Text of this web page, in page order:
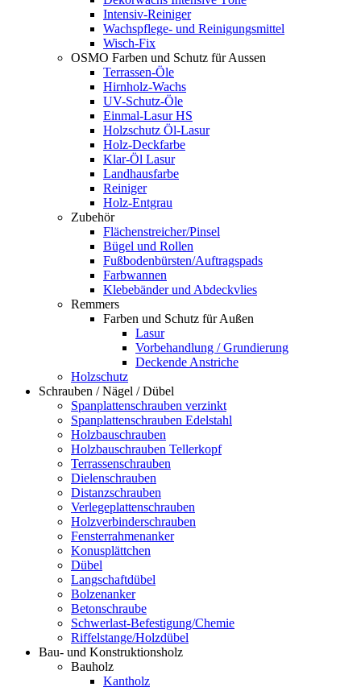
Intensiv-Reiniger
Wachspflege- und Reinigungsmittel
Wisch-Fix
OSMO Farben und Schutz für Aussen
Terrassen-Öle
Hirnholz-Wachs
UV-Schutz-Öle
Einmal-Lasur HS
Holzschutz Öl-Lasur
Holz-Deckfarbe
Klar-Öl Lasur
Landhausfarbe
Reiniger
Holz-Entgrau
Zubehör
Flächenstreicher/Pinsel
Bügel und Rollen
Fußbodenbürsten/Auftragspads
Farbwannen
Klebebänder und Abdeckvlies
Remmers
Farben und Schutz für Außen
Lasur
Vorbehandlung / Grundierung
Deckende Anstriche
Holzschutz
Schrauben / Nägel / Dübel
Spanplattenschrauben verzinkt
Spanplattenschrauben Edelstahl
Holzbauschrauben
Holzbauschrauben Tellerkopf
Terrassenschrauben
Dielenschrauben
Distanzschrauben
Verlegeplattenschrauben
Holzverbinderschrauben
Fensterrahmenanker
Konusplättchen
Dübel
Langschaftdübel
Bolzenanker
Betonschraube
Schwerlast-Befestigung/Chemie
Riffelstange/Holzdübel
Bau- und Konstruktionsholz
Bauholz
Kantholz